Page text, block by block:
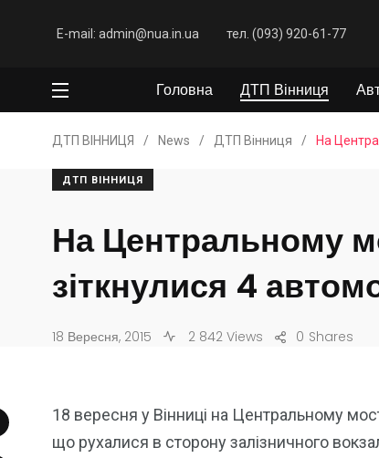
E-mail: admin@nua.in.ua тел. (093) 920-61-77
Головна ДТП Вінниця
ДТП ВІННИЦЯ / News / ДТП Вінниця / На
ДТП ВІННИЦЯ
На Центральному
зіткнулися 4
18 Вересня, 2015 2 842 Views Shares
0
18 вересня у Вінниці на Центральному
що рухалися в сторону залізничного